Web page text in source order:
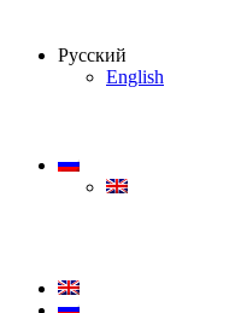
Русский
English